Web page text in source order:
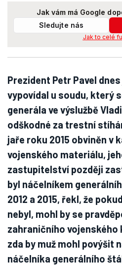
Jak vám má Google
Sledujte nás
Jak to celé
Prezident Petr Pavel
vypovídal u soudu, který
generála ve výslužbě
odškodné za trestní
jaře roku 2015 obviněn v
vojenského materiálu,
zastupitelství později
byl náčelníkem
2012 a 2015, řekl, že
nebyl, mohl by se
zahraničního vojenského
zda by muž mohl povýšit
náčelníka generálního